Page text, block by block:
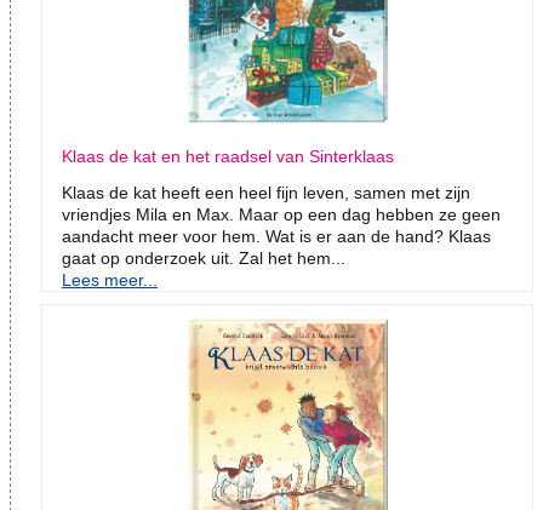
Klaas de kat en het raadsel van Sinterklaas
Klaas de kat heeft een heel fijn leven, samen met zijn
vriendjes Mila en Max. Maar op een dag hebben ze geen
aandacht meer voor hem. Wat is er aan de hand? Klaas
gaat op onderzoek uit. Zal het hem...
Lees meer...